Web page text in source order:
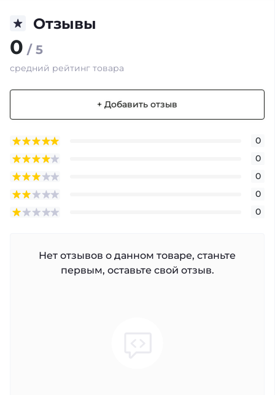
Отзывы
0 / 5
средний рейтинг товара
+ Добавить отзыв
0
0
0
0
0
Нет отзывов о данном товаре, станьте
первым, оставьте свой отзыв.